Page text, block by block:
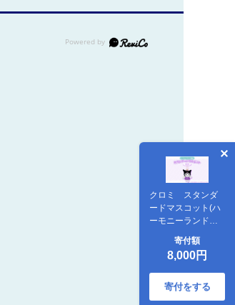
クロミ スタンダ
ードマスコット(ハ
ーモニーランド限
寄付額
8,000円
寄付をする